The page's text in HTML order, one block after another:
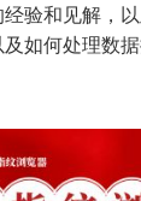
验和见解，
如何处理数